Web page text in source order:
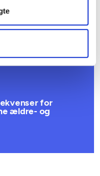
ved
for
ældre- og